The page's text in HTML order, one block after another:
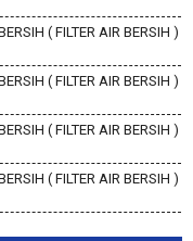
( FILTER AIR BERSIH )
( FILTER AIR BERSIH )
( FILTER AIR BERSIH )
( FILTER AIR BERSIH )